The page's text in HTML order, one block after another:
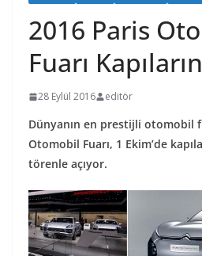
2016 Paris
Fuarı
28 Eylül 2016 editör
Dünyanın en prestijli otomobil
Otomobil Fuarı, 1 Ekim’de
törenle açıyor.